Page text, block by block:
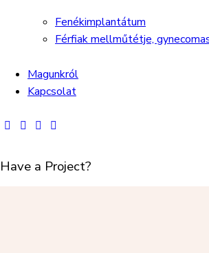
Fenékimplantátum
Férfiak mellműtétje,
Magunkról
Kapcsolat
Have a Project?